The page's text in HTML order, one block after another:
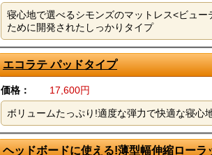
寝心地で選べるシモンズのマットレス<ビュ
ために開発されたしっかりタイプ
エコラテ パッドタイプ
価格： 17,600円
ボリュームたっぷり!適度な弾力で快適な寝心
ヘッドボードに使える!薄型幅伸縮ローラ